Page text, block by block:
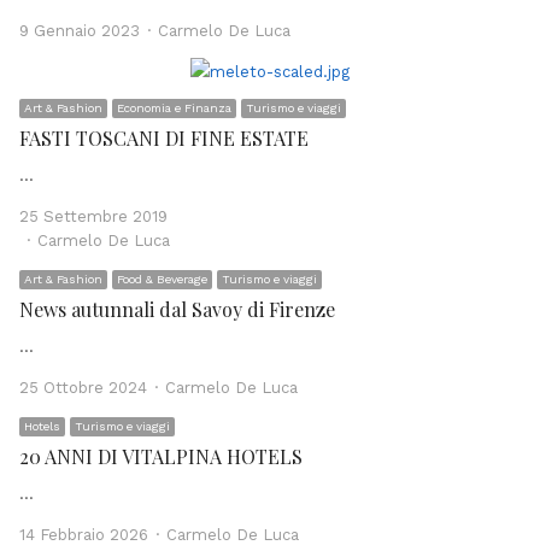
9 Gennaio 2023 Author
Carmelo De Luca
Art & Fashion Economia e Finanza Turismo e viaggi
FASTI TOSCANI DI FINE ESTATE
…
25 Settembre 2019
Author
Carmelo De Luca
Art & Fashion Food & Beverage Turismo e viaggi
News autunnali dal Savoy di Firenze
…
25 Ottobre 2024 Author
Carmelo De Luca
Hotels Turismo e viaggi
20 ANNI DI VITALPINA HOTELS
…
14 Febbraio 2026 Author
Carmelo De Luca